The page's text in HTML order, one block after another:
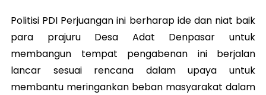
Politisi PDI Perjuangan ini berharap ide dan niat baik
para prajuru Desa Adat Denpasar untuk
membangun tempat pengabenan ini berjalan
lancar sesuai rencana dalam upaya untuk
membantu meringankan beban masyarakat dalam